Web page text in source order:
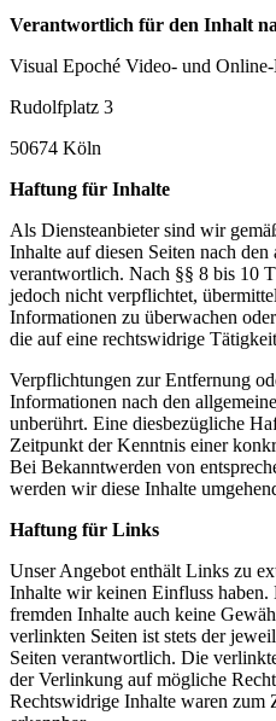
Verantwortlich für den Inhalt
Visual Epoché Video- und
Rudolfplatz 3
50674 Köln
Haftung für Inhalte
Als Diensteanbieter sind wir
Inhalte auf diesen Seiten nach den
verantwortlich. Nach §§ 8 bis 10
jedoch nicht verpflichtet,
Informationen zu überwachen
die auf eine rechtswidrige
Verpflichtungen zur Entfernung
Informationen nach den
unberührt. Eine diesbezügliche
Zeitpunkt der Kenntnis einer
Bei Bekanntwerden von
werden wir diese Inhalte
Haftung für Links
Unser Angebot enthält Links zu
Inhalte wir keinen Einfluss
fremden Inhalte auch keine
verlinkten Seiten ist stets der
Seiten verantwortlich. Die
der Verlinkung auf mögliche
Rechtswidrige Inhalte waren